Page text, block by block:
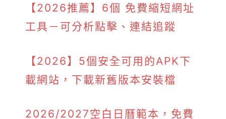
【2026推薦】6個 免費縮短網址
工具－可分析點擊、連結追蹤
【2026】5個安全可用的APK下
載網站，下載新舊版本安裝檔
2026/2027空白日曆範本，免費